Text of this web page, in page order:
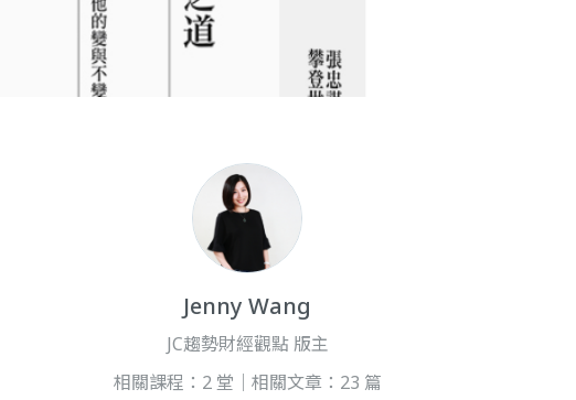
Jenny Wang
JC趨勢財經觀點 版主
相關課程：2 堂｜相關文章：23 篇